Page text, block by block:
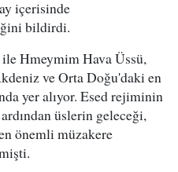
içerisinde
bildirdi.
Hmeymim Hava Üssü,
ve Orta Doğu'daki en
yer alıyor. Esed rejiminin
üslerin geleceği,
önemli müzakere